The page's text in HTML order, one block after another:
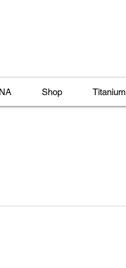
Shop Titanium